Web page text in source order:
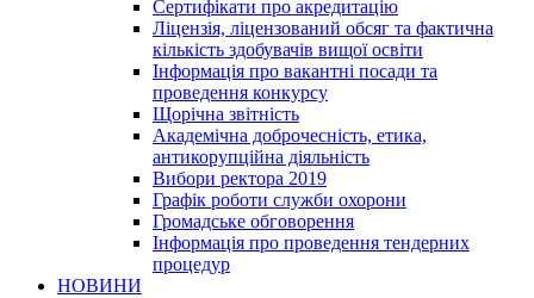
Сертифікати про акредитацію
Ліцензія, ліцензований обсяг та фактична
кількість здобувачів вищої освіти
Інформація про вакантні посади та
проведення конкурсу
Щорічна звітність
Академічна доброчесність, етика,
антикорупційна діяльність
Вибори ректора 2019
Графік роботи служби охорони
Громадське обговорення
Інформація про проведення тендерних
процедур
НОВИНИ